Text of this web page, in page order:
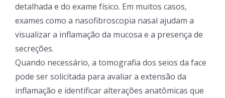
detalhada e do exame físico. Em muitos casos,
exames como a nasofibroscopia nasal ajudam a
visualizar a inflamação da mucosa e a presença de
secreções.
Quando necessário, a tomografia dos seios da face
pode ser solicitada para avaliar a extensão da
inflamação e identificar alterações anatômicas que